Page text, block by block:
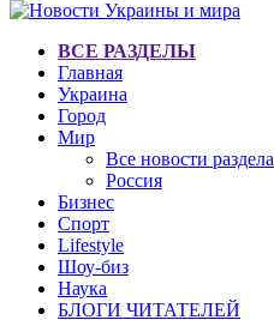
ВСЕ РАЗДЕЛЫ
Главная
Украина
Город
Мир
Все новости раздела
Россия
Бизнес
Спорт
Lifestyle
Шоу-биз
Наука
БЛОГИ ЧИТАТЕЛЕЙ